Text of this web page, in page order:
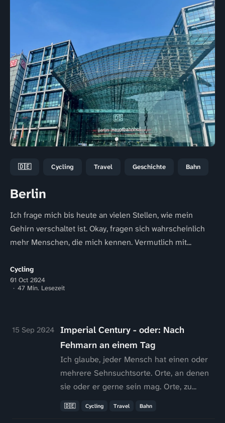
🇩🇪 Cycling Travel Geschichte Bahn
Berlin
Ich frage mich bis heute an vielen Stellen, wie mein
Gehirn verschaltet ist. Okay, fragen sich wahrscheinlich
mehr Menschen, die mich kennen. Vermutlich mit...
Cycling
01 Oct 2024
47 Min. Lesezeit
15 Sep 2024 Imperial Century - oder: Nach
Fehmarn an einem Tag
Ich glaube, jeder Mensch hat einen oder
mehrere Sehnsuchtsorte. Orte, an denen
sie oder er gerne sein mag. Orte, zu...
🇩🇪 Cycling Travel Bahn